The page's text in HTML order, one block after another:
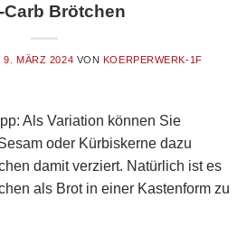
Carb Brötchen
9. MÄRZ 2024 VON KOERPERWERK-1F
Als Variation können Sie
oder Kürbiskerne dazu
damit verziert. Natürlich ist es
als Brot in einer Kastenform zu